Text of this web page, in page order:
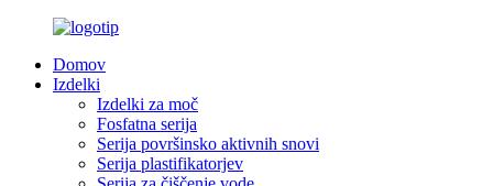
Domov
Izdelki
Izdelki za moč
Fosfatna serija
Serija površinsko aktivnih snovi
Serija plastifikatorjev